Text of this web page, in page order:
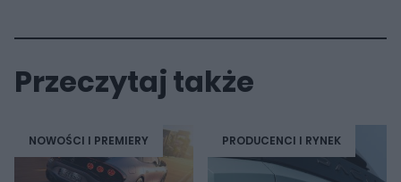
Przeczytaj także
NOWOŚCI I PREMIERY PRODUCENCI I RYNEK